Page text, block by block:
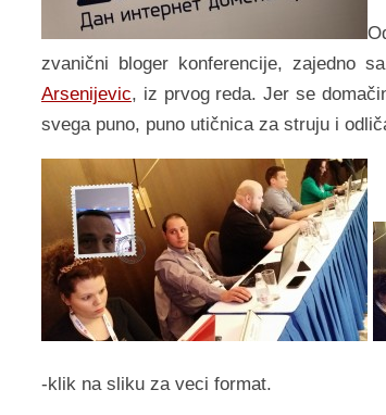
zvanični bloger konferencije, zajedno
Arsenijevic, iz prvog reda. Jer se
svega puno, puno utičnica za struju i
-klik na sliku za veci format.